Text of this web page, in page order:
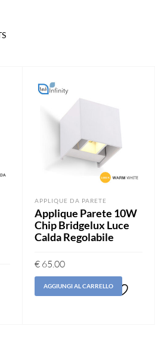
APPLIQUE DA PARETE
Applique Parete 10W
Chip Bridgelux Luce
Calda Regolabile
€ 65.00
AGGIUNGI AL CARRELLO